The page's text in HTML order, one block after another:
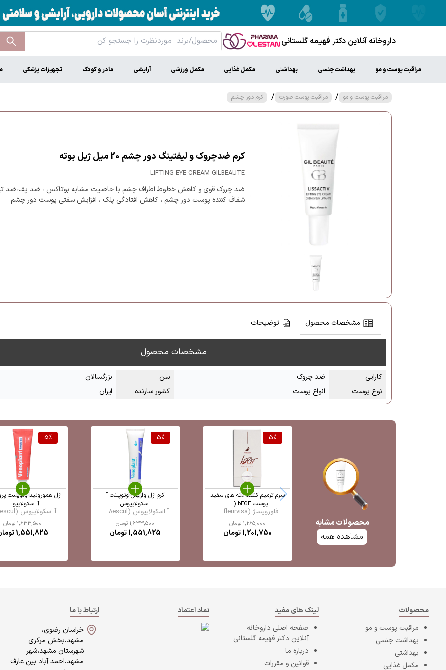
داروخانه آنلاین دکتر فهیمه گلستانی
مراقبت پوست و مو بهداشت جنسی بهداشتی مکمل غذایی مکمل ورزشی آرایشی مادر و کودک تجهیزات پزشکی
مراقبت پوست و مو / مراقبت پوست صورت / کرم دور چشم
کرم ضدچروک و لیفتینگ دور چشم 20 میل ژیل بوته
LIFTING EYE CREAM GILBEAUTE
ضد چروک قوی و کاهش خطوط اطراف چشم با خاصیت مشابه بوتاکس ، ضد پف،ضد
شفاف کننده پوست دور چشم ، کاهش افتادگی پلک ، افزایش سفتی پوست دور چشم
مشخصات محصول توضیحات
مشخصات محصول
کارایی ضد چروک سن
بزرگسالان
نوع پوست
انواع پوست کشور سازنده ایران
محصولات مشابه
مشاهده همه
5%
سرم ترمیم کننده لکه های سفید
پوست bFGF ( ...
فلورویساژ (fleurvisa ...
1,265,000تومان
1,201,750تومان
5%
کرم ژل واریس ونوپلنت آ
اسکولاپیوس
آ اسکولاپیوس (Aescul ...
1,633,500تومان
1,551,825تومان
5%
ژل هموروئید ونوپلنت
آ اسکولاپیو ...
آ اسکولاپیوس (Aescul ...
1,633,500تومان
1,551,825
محصولات
مراقبت پوست و مو
بهداشت جنسی
بهداشتی
مکمل غذایی
لینک های مفید
صفحه اصلی داروخانه
آنلاین دکتر فهیمه گلستانی
درباره ما
قوانین و مقررات
نماد اعتماد
ارتباط با ما
خراسان رضوی،
مشهد،بخش مرکزی
شهرستان مشهد،شهر
مشهد،احمد آباد بین عارف